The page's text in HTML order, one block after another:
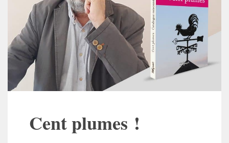
Cent plumes !